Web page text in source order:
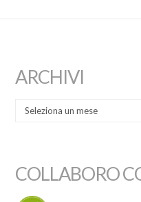
ARCHIVI
COLLABORO